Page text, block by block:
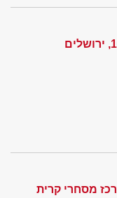
1, מרכז מסחרי קרית